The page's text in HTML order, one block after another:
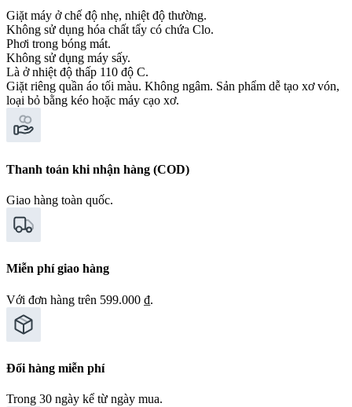
Giặt máy ở chế độ nhẹ, nhiệt độ thường.
Không sử dụng hóa chất tẩy có chứa Clo.
Phơi trong bóng mát.
Không sử dụng máy sấy.
Là ở nhiệt độ thấp 110 độ C.
Giặt riêng quần áo tối màu. Không ngâm. Sản phẩm dễ tạo xơ vón,
loại bỏ bằng kéo hoặc máy cạo xơ.
Thanh toán khi nhận hàng (COD)
Giao hàng toàn quốc.
Miễn phí giao hàng
Với đơn hàng trên 599.000 ₫.
Đổi hàng miễn phí
Trong 30 ngày kể từ ngày mua.